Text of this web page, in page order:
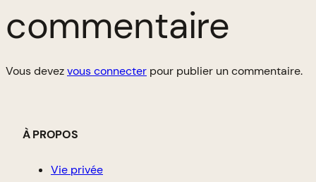
commentaire
Vous devezvous connecter pour publier un commentaire.
À PROPOS
Vie privée